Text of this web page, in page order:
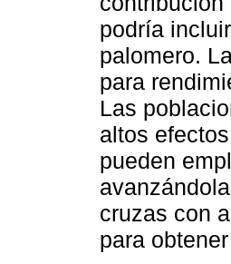
podría
palomero.
para
Las
altos
pueden
cruzas con
para